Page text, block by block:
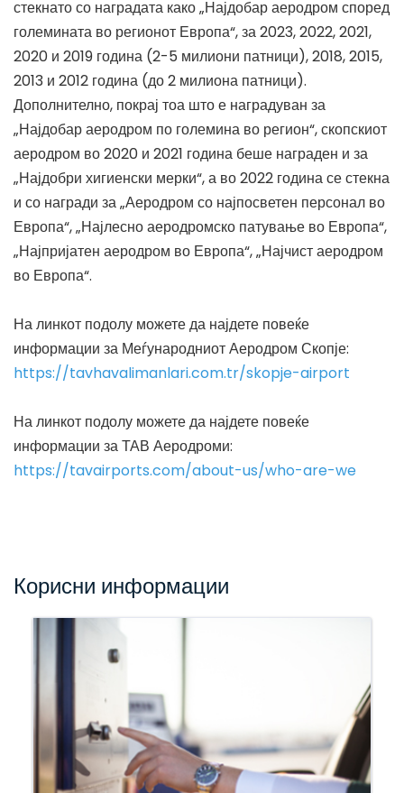
стекнато со наградата како „Најдобар аеродром според
големината во регионот Европа“, за 2023, 2022, 2021,
2020 и 2019 година (2-5 милиони патници), 2018, 2015,
2013 и 2012 година (до 2 милиона патници).
Дополнително, покрај тоа што е наградуван за
„Најдобар аеродром по големина во регион“, скопскиот
аеродром во 2020 и 2021 година беше награден и за
„Најдобри хигиенски мерки“, а во 2022 година се стекна
и со награди за „Аеродром со најпосветен персонал во
Европа“, „Најлесно аеродромско патување во Европа“,
„Најпријатен аеродром во Европа“, „Најчист аеродром
во Европа“.
На линкот подолу можете да најдете повеќе
информации за Меѓународниот Аеродром Скопје:
https://tavhavalimanlari.com.tr/skopje-airport
На линкот подолу можете да најдете повеќе
информации за ТАВ Аеродроми:
https://tavairports.com/about-us/who-are-we
Корисни информации